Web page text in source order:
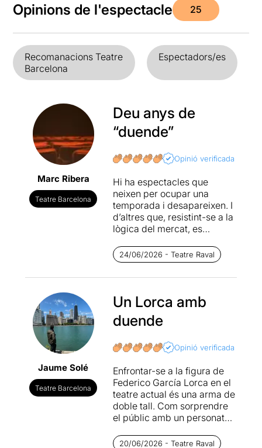
Opinions de l'espectacle 25
Recomanacions Teatre
Barcelona
Espectadors/es
Marc Ribera
Teatre Barcelona
Deu anys de
“duende”
Opinió verificada
Hi ha espectacles que
neixen per ocupar una
temporada i desapareixen. I
d’altres que, resistint-se a la
lògica del mercat, es
Federico García, com la
figura a qui fa referència
espectacle i títol, pertany a
Concebut i protagonitzat per
Pep Tosar, l’espectacle va
marc delFestival Grec,
excepcional que l’ha portat a
recórrer nombrosos
escenaris durant més d’una
dècada. En un ecosistema
teatral dominat per la
necessitat de renovar
24/06/2026 - Teatre Raval
Jaume Solé
Teatre Barcelona
Un Lorca amb
duende
Opinió verificada
Enfrontar-se a la figura de
Federico García Lorca en el
teatre actual és una arma de
doble tall. Com sorprendre
el públic amb un personatge
tot? El risc de caure en el
20/06/2026 - Teatre Raval